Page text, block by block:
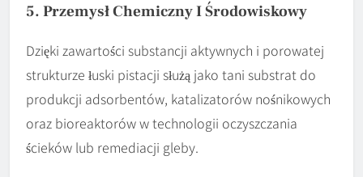
5. Przemysł Chemiczny I Środowiskowy
Dzięki zawartości substancji aktywnych i porowatej
strukturze łuski pistacji służą jako tani substrat do
produkcji adsorbentów, katalizatorów nośnikowych
oraz bioreaktorów w technologii oczyszczania
ścieków lub remediacji gleby.